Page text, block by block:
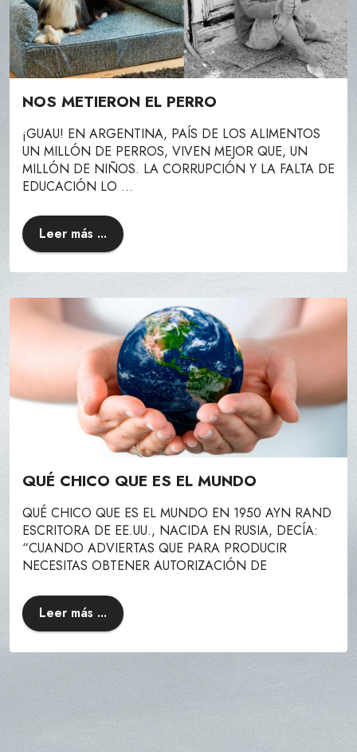
NOS METIERON EL PERRO
¡GUAU! EN ARGENTINA, PAÍS DE LOS ALIMENTOS
UN MILLÓN DE PERROS, VIVEN MEJOR QUE, UN
MILLÓN DE NIÑOS. LA CORRUPCIÓN Y LA FALTA DE
EDUCACIÓN LO ...
Leer más ...
QUÉ CHICO QUE ES EL MUNDO
QUÉ CHICO QUE ES EL MUNDO EN 1950 AYN RAND
ESCRITORA DE EE.UU., NACIDA EN RUSIA, DECÍA:
“CUANDO ADVIERTAS QUE PARA PRODUCIR
NECESITAS OBTENER AUTORIZACIÓN DE
Leer más ...